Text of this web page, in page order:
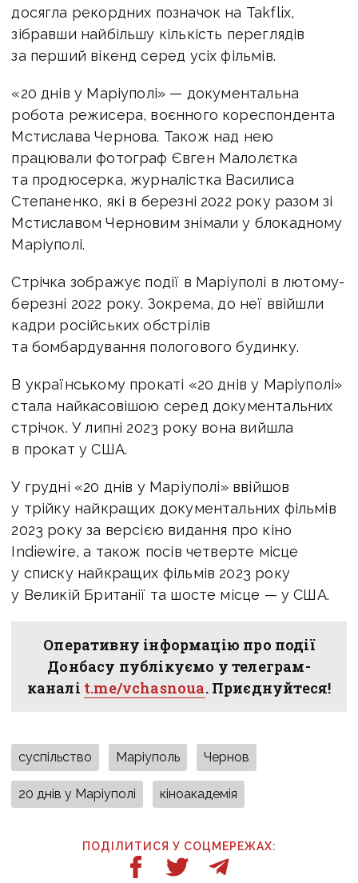
досягла рекордних позначок на Takflix,
зібравши найбільшу кількість переглядів
за перший вікенд серед усіх фільмів.
«20 днів у Маріуполі» — документальна
робота режисера, воєнного кореспондента
Мстислава Чернова. Також над нею
працювали фотограф Євген Малолєтка
та продюсерка, журналістка Василиса
Степаненко, які в березні 2022 року разом зі
Мстиславом Черновим знімали у блокадному
Маріуполі.
Стрічка зображує події в Маріуполі в лютому-
березні 2022 року. Зокрема, до неї ввійшли
кадри російських обстрілів
та бомбардування пологового будинку.
В українському прокаті «20 днів у Маріуполі»
стала найкасовішою серед документальних
стрічок. У липні 2023 року вона вийшла
в прокат у США.
У грудні «20 днів у Маріуполі» ввійшов
у трійку найкращих документальних фільмів
2023 року за версією видання про кіно
Indiewire, а також посів четверте місце
у списку найкращих фільмів 2023 року
у Великій Британії та шосте місце — у США.
Оперативну інформацію про події
Донбасу публікуємо у телеграм-
каналі t.me/vchasnoua. Приєднуйтеся!
суспільство Маріуполь Чернов
20 днів у Маріуполі кіноакадемія
ПОДІЛИТИСЯ У СОЦМЕРЕЖАХ: